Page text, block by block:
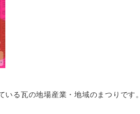
る瓦の地場産業・地域のまつりです。